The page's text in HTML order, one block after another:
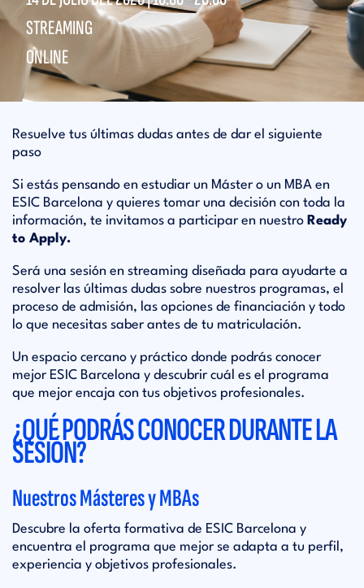
STREAMING
ONLINE
Resuelve tus últimas dudas antes de dar el siguiente
paso
Si estás pensando en estudiar un Máster o un MBA en
ESIC Barcelona y quieres tomar una decisión con toda la
información, te invitamos a participar en nuestro Ready
to Apply.
Será una sesión en streaming diseñada para ayudarte a
resolver las últimas dudas sobre nuestros programas, el
proceso de admisión, las opciones de financiación y todo
lo que necesitas saber antes de tu matriculación.
Un espacio cercano y práctico donde podrás conocer
mejor ESIC Barcelona y descubrir cuál es el programa
que mejor encaja con tus objetivos profesionales.
¿QUÉ PODRÁS CONOCER DURANTE LA
SESIÓN?
Nuestros Másteres y MBAs
Descubre la oferta formativa de ESIC Barcelona y
encuentra el programa que mejor se adapta a tu perfil,
experiencia y objetivos profesionales.